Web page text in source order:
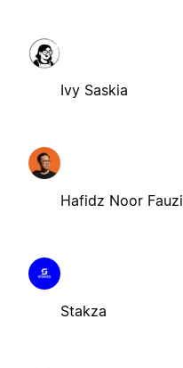
Ivy Saskia
Hafidz Noor Fauzi
Stakza